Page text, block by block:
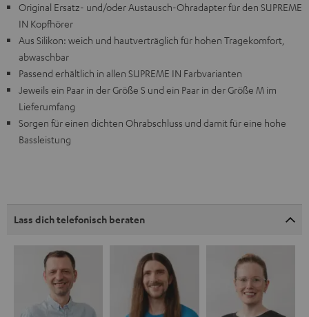
Original Ersatz- und/oder Austausch-Ohradapter für den SUPREME
IN Kopfhörer
Aus Silikon: weich und hautverträglich für hohen Tragekomfort,
abwaschbar
Passend erhältlich in allen SUPREME IN Farbvarianten
Jeweils ein Paar in der Größe S und ein Paar in der Größe M im
Lieferumfang
Sorgen für einen dichten Ohrabschluss und damit für eine hohe
Bassleistung
Lass dich telefonisch beraten